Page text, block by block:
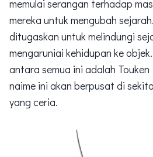
memulai serangan terhadap
mereka untuk mengubah
ditugaskan untuk melindungi
mengaruniai kehidupan ke
antara semua ini adalah
naime ini akan berpusat di
yang ceria.